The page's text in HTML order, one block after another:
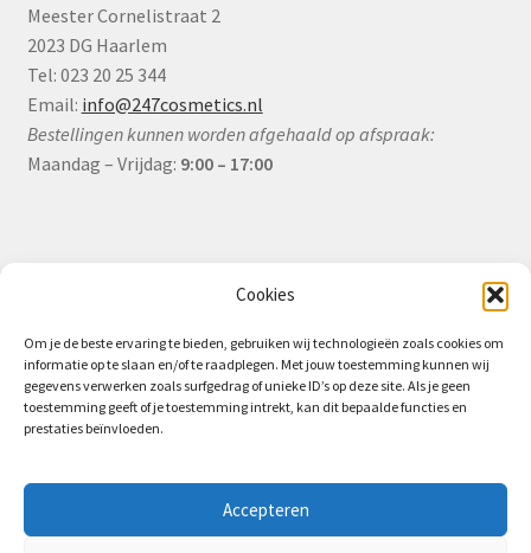
Cookies
Om je de beste ervaring te bieden, gebruiken wij technologieën zoals cookies om
informatie op te slaan en/of te raadplegen. Met jouw toestemming kunnen wij
gegevens verwerken zoals surfgedrag of unieke ID’s op deze site. Als je geen
toestemming geeft of je toestemming intrekt, kan dit bepaalde functies en
prestaties beïnvloeden.
Accepteren
Meester Cornelistraat 2
2023 DG Haarlem
Tel: 023 20 25 344
Email: info@247cosmetics.nl
Bestellingen kunnen worden afgehaald op afspraak:
Maandag – Vrijdag: 9:00 – 17:00
Algemene Voorwaarden (B2B)
Privacy & Cookiebeleid